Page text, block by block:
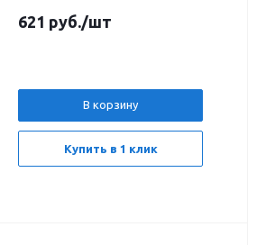
621 руб./шт
В корзину
Купить в 1 клик